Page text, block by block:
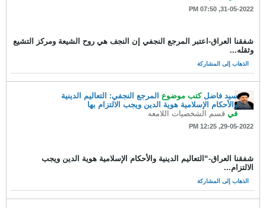
31-05-2022, 07:50 PM
شفقنا العراق-اعتبر المرجع النجفي إن النجف هي روح الشيعة ومركز التشيع
وثقله...
الذهاب إلى المشاركة
سيد فاضل كتب موضوع المرجع النجفي: التعاليم الدينية
والأحكام الإسلامية هوية الدين ويجب الالتزام بها
في قسم الشخصيات اللامعه
29-05-2022, 12:25 PM
شفقنا العراق-“التعاليم الدينية والأحكام الإسلامية هوية الدين ويجب
الالتزام...
الذهاب إلى المشاركة